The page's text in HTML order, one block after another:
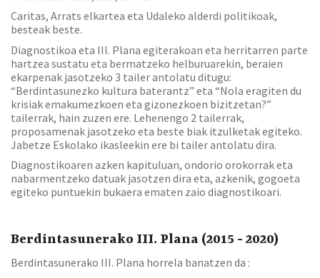
Caritas, Arrats elkartea eta Udaleko alderdi politikoak,
besteak beste.
Diagnostikoa eta III. Plana egiterakoan eta herritarren parte
hartzea sustatu eta bermatzeko helburuarekin, beraien
ekarpenak jasotzeko 3 tailer antolatu ditugu:
“Berdintasunezko kultura baterantz” eta “Nola eragiten du
krisiak emakumezkoen eta gizonezkoen bizitzetan?”
tailerrak, hain zuzen ere. Lehenengo 2 tailerrak,
proposamenak jasotzeko eta beste biak itzulketak egiteko.
Jabetze Eskolako ikasleekin ere bi tailer antolatu dira.
Diagnostikoaren azken kapituluan, ondorio orokorrak eta
nabarmentzeko datuak jasotzen dira eta, azkenik, gogoeta
egiteko puntuekin bukaera ematen zaio diagnostikoari.
Berdintasunerako III. Plana (2015 - 2020)
Berdintasunerako III. Plana horrela banatzen da :